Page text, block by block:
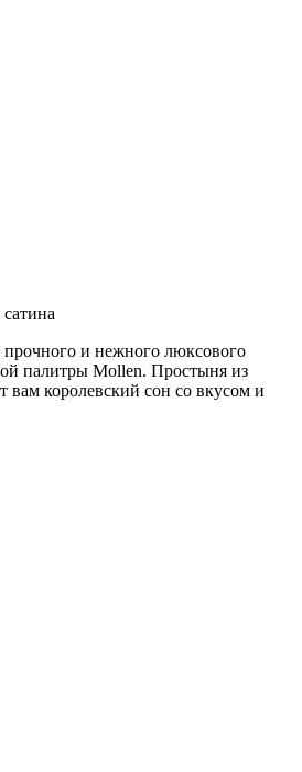
и нежного люксового
палитры Mollen. Простыня из
вам королевский сон со вкусом и